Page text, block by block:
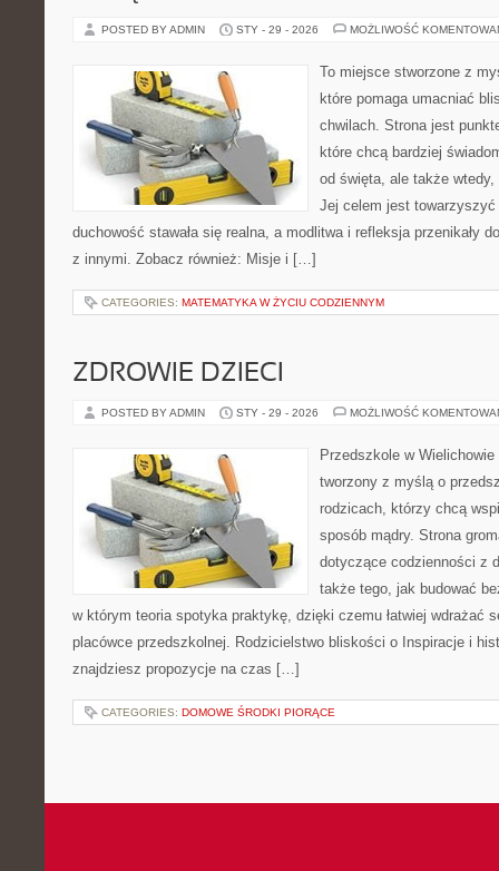
POSTED BY ADMIN STY - 29 - 2026 MOŻLIWOŚĆ
To miejsce stworzone z
które pomaga umacniać
chwilach. Strona jest
które chcą bardziej
od święta, ale także
Jej celem jest
duchowość stawała się realna, a modlitwa i refleksja przenikały
z innymi. Zobacz również: Misje i […]
CATEGORIES: MATEMATYKA W ŻYCIU CODZIENNYM
ZDROWIE DZIECI
POSTED BY ADMIN STY - 29 - 2026 MOŻLIWOŚĆ
Przedszkole w
tworzony z myślą o
rodzicach, którzy chcą
sposób mądry. Strona
dotyczące codzienności z
także tego, jak budować
w którym teoria spotyka praktykę, dzięki czemu łatwiej wdrażać
placówce przedszkolnej. Rodzicielstwo bliskości o Inspiracje i
znajdziesz propozycje na czas […]
CATEGORIES: DOMOWE ŚRODKI PIORĄCE